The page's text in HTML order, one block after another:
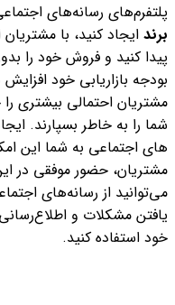
پلتفرم‌های رسانه‌های
برند ایجاد کنید، با
پیدا کنید و فروش خود را
بودجه بازاریابی خود
مشتریان احتمالی بیشتری
شما را به خاطر بسپارند.
های اجتماعی به شما این
مشتریان، حضور موفقی در
می‌توانید از رسانه‌های
یافتن مشکلات و
خود استفاده کنید.